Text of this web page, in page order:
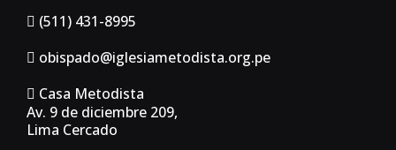
(511) 431-8995
obispado@iglesiametodista.org.pe
Casa Metodista
Av. 9 de diciembre 209,
Lima Cercado